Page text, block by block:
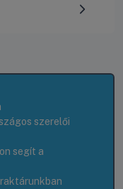
szerelői
segít a